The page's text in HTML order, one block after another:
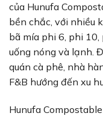
của Hunufa
bền chắc, với nhiều
bã mía phi 6, phi
uống nóng và lạnh.
quán cà phê, nhà
F&B hướng đến xu
Hunufa